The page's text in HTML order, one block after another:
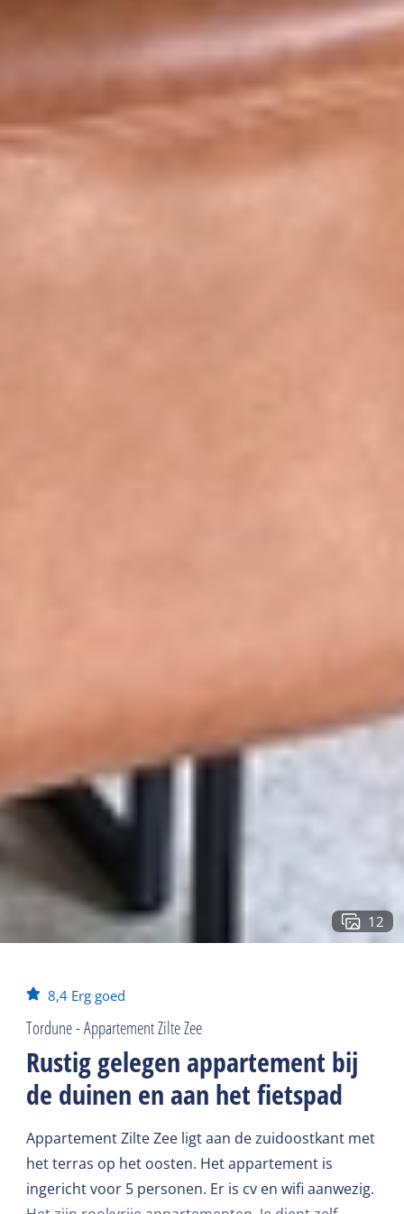
12
8,4 Erg goed
Tordune - Appartement Zilte Zee
Rustig gelegen appartement bij
de duinen en aan het fietspad
Appartement Zilte Zee ligt aan de zuidoostkant met
het terras op het oosten. Het appartement is
ingericht voor 5 personen. Er is cv en wifi aanwezig.